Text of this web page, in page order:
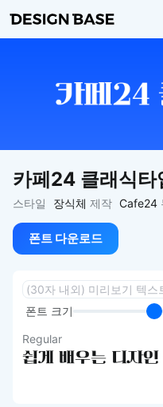
카페24 클래식타
스타일 장식체 제작 Cafe24
폰트 다운로드
폰트 크기
Regular
쉽게 배우는 디자